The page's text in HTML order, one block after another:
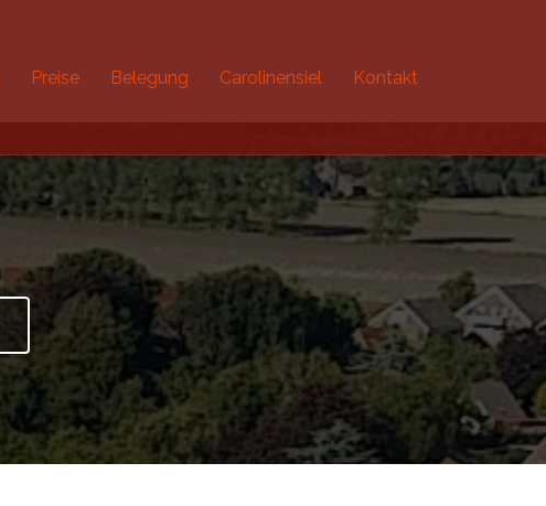
Preise Belegung Carolinensiel Kontakt